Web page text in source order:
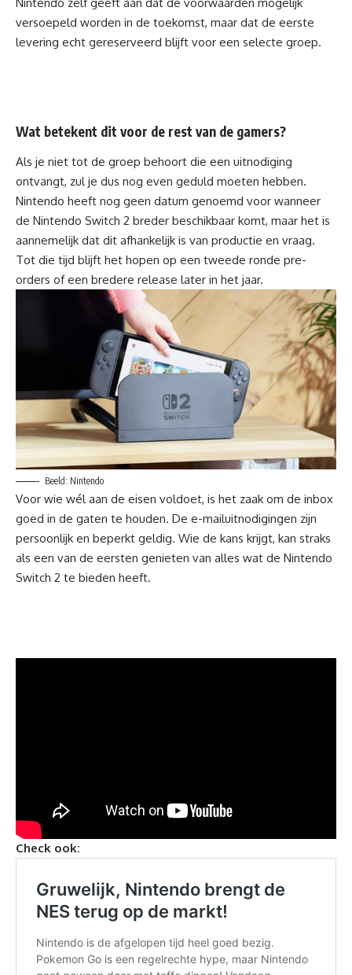
versoepeld worden in de toekomst, maar dat de eerste
levering echt gereserveerd blijft voor een selecte groep.
Wat betekent dit voor de rest van de gamers?
Als je niet tot de groep behoort die een uitnodiging
ontvangt, zul je dus nog even geduld moeten hebben.
Nintendo heeft nog geen datum genoemd voor wanneer
de Nintendo Switch 2 breder beschikbaar komt, maar het is
aannemelijk dat dit afhankelijk is van productie en vraag.
Tot die tijd blijft het hopen op een tweede ronde pre-
orders of een bredere release later in het jaar.
Beeld: Nintendo
Voor wie wél aan de eisen voldoet, is het zaak om de inbox
goed in de gaten te houden. De e-mailuitnodigingen zijn
persoonlijk en beperkt geldig. Wie de kans krijgt, kan straks
als een van de eersten genieten van alles wat de Nintendo
Switch 2 te bieden heeft.
Check ook: